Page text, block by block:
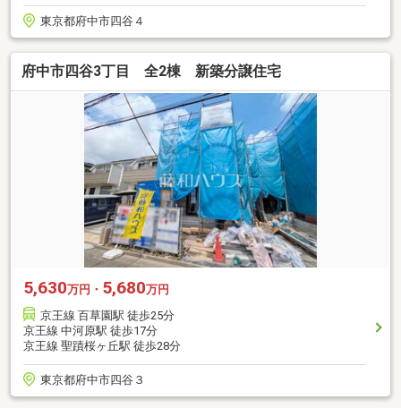
東京都府中市四谷４
府中市四谷3丁目 全2棟 新築分譲住宅
5,630万円・ 5,680万円
京王線 百草園駅 徒歩25分
京王線 中河原駅 徒歩17分
京王線 聖蹟桜ヶ丘駅 徒歩28分
東京都府中市四谷３